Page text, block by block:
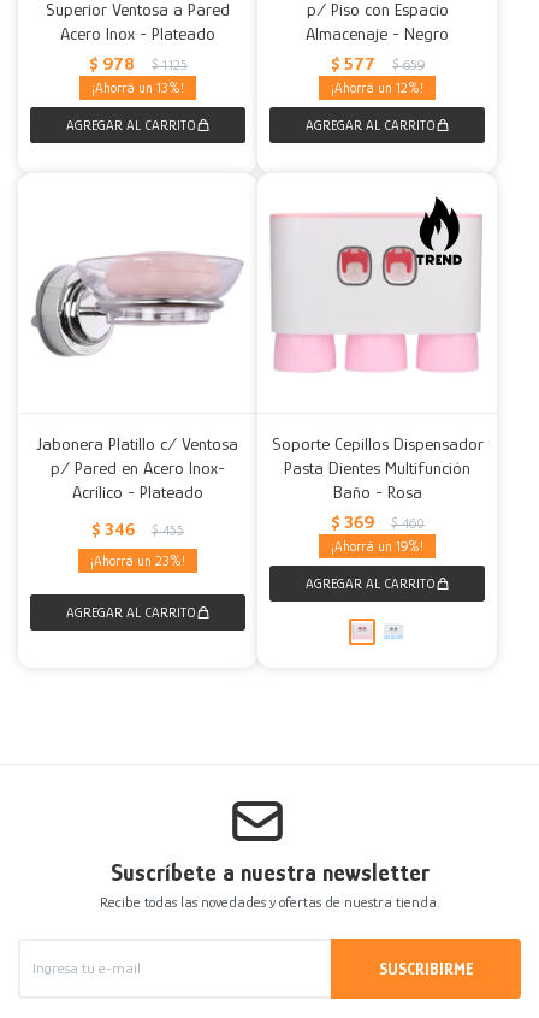
Superior Ventosa a Pared
Acero Inox - Plateado
$ 978 $ 1.125
13
p/ Piso con Espacio
Almacenaje - Negro
$ 577 $ 659
12
Jabonera Platillo c/ Ventosa
p/ Pared en Acero Inox-
Acrílico - Plateado
$ 346 $ 455
23
Soporte Cepillos Dispensador
Pasta Dientes Multifunción
Baño - Rosa
$ 369 $ 460
19
Suscríbete a nuestra newsletter
Recibe todas las novedades y ofertas de nuestra tienda.
SUSCRIBIRME